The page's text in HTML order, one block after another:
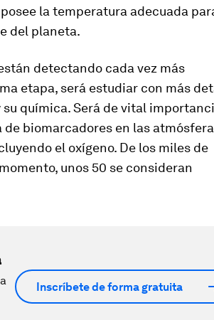
la temperatura adecuada
del planeta.
detectando cada vez más
etapa, será estudiar con más
química. Será de vital
biomarcadores en las
el oxígeno. De los miles de
unos 50 se consideran
Inscríbete de forma gratuita